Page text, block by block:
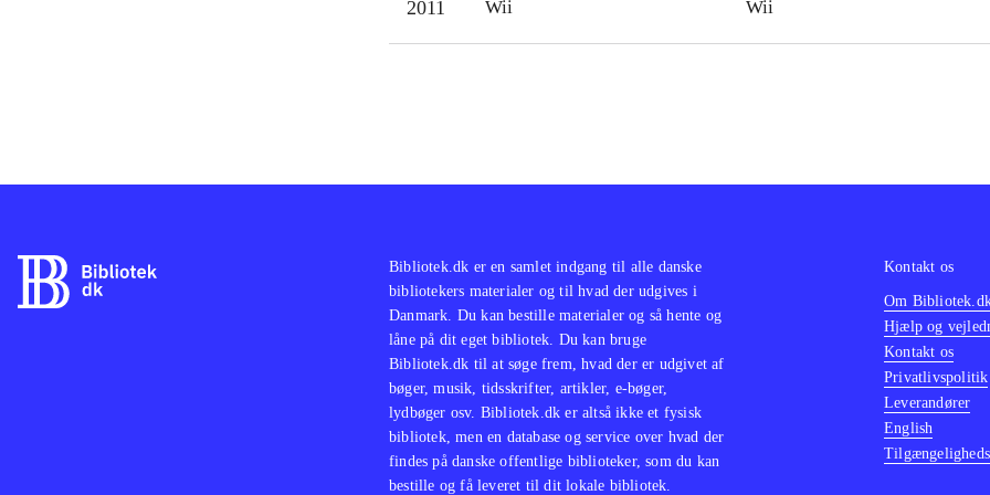
2011 Wii Wii
Bibliotek.dk er en samlet indgang til alle danske
bibliotekers materialer og til hvad der udgives i
Danmark. Du kan bestille materialer og så hente og
låne på dit eget bibliotek. Du kan bruge
Bibliotek.dk til at søge frem, hvad der er udgivet af
bøger, musik, tidsskrifter, artikler, e-bøger,
lydbøger osv. Bibliotek.dk er altså ikke et fysisk
bibliotek, men en database og service over hvad der
findes på danske offentlige biblioteker, som du kan
bestille og få leveret til dit lokale bibliotek.
Kontakt os
Om
Hjælp og
Kontakt os
Privatlivspolitik
Leverandører
English